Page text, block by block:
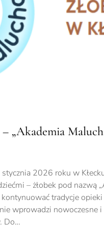
„Akademia
stycznia 2026 roku w
– żłobek pod nazwą
tradycje opieki
wprowadzi nowoczesne i
Do…